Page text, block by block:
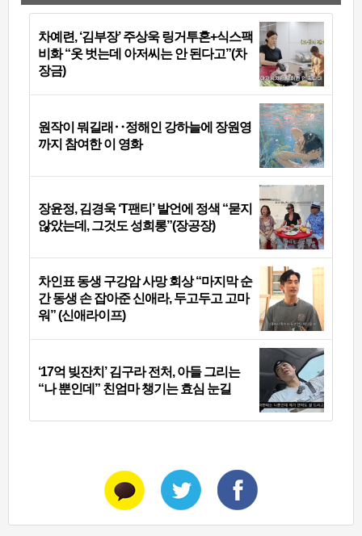
차예련, ‘김부장’ 주상욱 링거투혼+식스팩
비화 “옷 벗는데 아저씨는 안 된다고”(차
장금)
원작이 뭐길래‥정해인 강하늘에 장원영
까지 참여한 이 영화
장윤정, 김경욱 ‘T팬티’ 발언에 정색 “묻지
않았는데, 그것도 성희롱”(장공장)
차인표 동생 구강암 사망 회상 “마지막 순
간 동생 손 잡아준 신애라, 두고두고 고마
워” (신애라이프)
‘17억 빚잔치’ 김구라 전처, 아들 그리는
“나 뿐인데” 친엄마 챙기는 효심 눈길